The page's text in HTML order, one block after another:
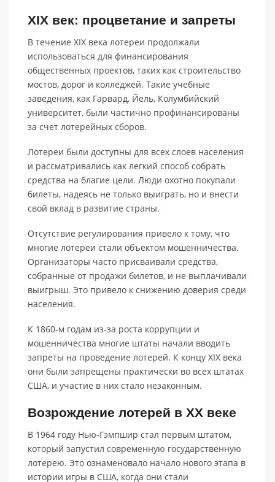
XIX век: процветание и запреты
В течение XIX века лотереи продолжали
использоваться для финансирования
общественных проектов, таких как строительство
мостов, дорог и колледжей. Такие учебные
заведения, как Гарвард, Йель, Колумбийский
университет, были частично профинансированы
за счет лотерейных сборов.
Лотереи были доступны для всех слоев населения
и рассматривались как легкий способ собрать
средства на благие цели. Люди охотно покупали
билеты, надеясь не только выиграть, но и внести
свой вклад в развитие страны.
Отсутствие регулирования привело к тому, что
многие лотереи стали объектом мошенничества.
Организаторы часто присваивали средства,
собранные от продажи билетов, и не выплачивали
выигрыш. Это привело к снижению доверия среди
населения.
К 1860-м годам из-за роста коррупции и
мошенничества многие штаты начали вводить
запреты на проведение лотерей. К концу XIX века
они были запрещены практически во всех штатах
США, и участие в них стало незаконным.
Возрождение лотерей в XX веке
В 1964 году Нью-Гэмпшир стал первым штатом,
который запустил современную государственную
лотерею. Это ознаменовало начало нового этапа в
истории игры в США, когда они стали